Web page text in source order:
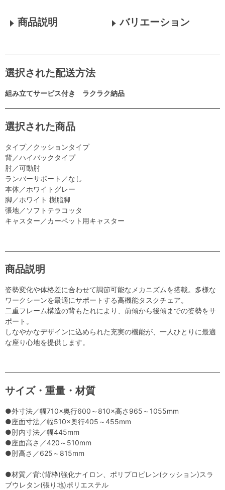
商品説明 バリエーション
選択された配送方法
組み立てサービス付き ラクラク納品
選択された商品
タイプ／クッションタイプ
背／ハイバックタイプ
肘／可動肘
ランバーサポート／なし
本体／ホワイトグレー
脚／ホワイト 樹脂脚
張地／ソフトテラコッタ
キャスター／カーペット用キャスター
商品説明
姿勢変化や体格差に合わせて調節可能なメカニズムを搭載。多様な
ワークシーンを最適にサポートする高機能タスクチェア。
二重フレーム構造の背もたれにより、前傾から後傾までの姿勢をサ
ポート。
しなやかなデザインに込められた充実の機能が、一人ひとりに最適
な座り心地を提供します。
サイズ・重量・材質
●外寸法／幅710×奥行600～810×高さ965～1055mm
●座面寸法／幅510×奥行405～455mm
●肘内寸法／幅445mm
●座面高さ／420～510mm
●肘高さ／625～815mm
●材質／背:(背枠)強化ナイロン、ポリプロピレン(クッション)スラ
ブウレタン(張り地)ポリエステル